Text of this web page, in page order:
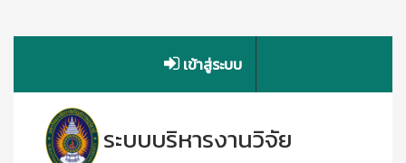
เข้าสู่ระบบ
ระบบบริหารงานวิจัย